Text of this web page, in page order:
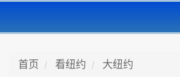
首页 看纽约 大纽约